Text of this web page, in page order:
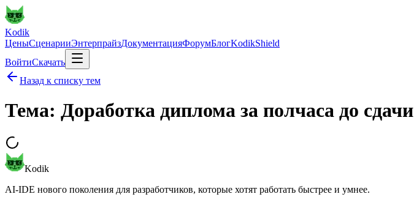
Kodik
ЦеныСценарииЭнтерпрайзДокументацияФорумБлогKodikShield
ВойтиСкачать
Назад к списку тем
Тема: Доработка диплома за полчаса до сдачи
Kodik
AI-IDE нового поколения для разработчиков, которые хотят работать быстрее и умнее.